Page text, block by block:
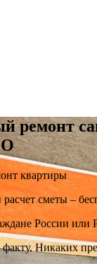
ремонт
квартиры
сметы –
России или
Никаких